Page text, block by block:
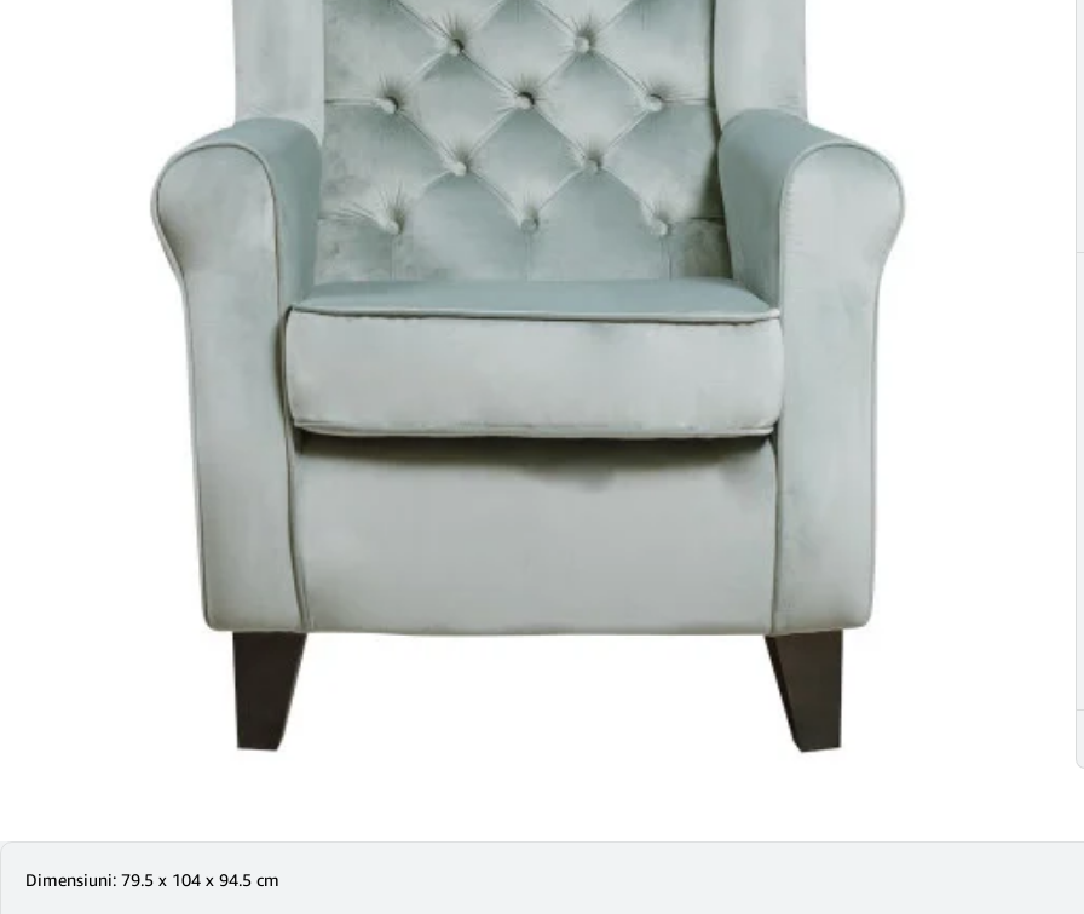
Dimensiuni: 79.5 x 104 x 94.5 cm